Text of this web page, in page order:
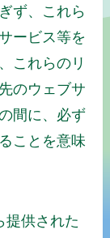
ず、これら
ービス等を
これらのリ
のウェブサ
間に、必ず
ことを意味
提供された